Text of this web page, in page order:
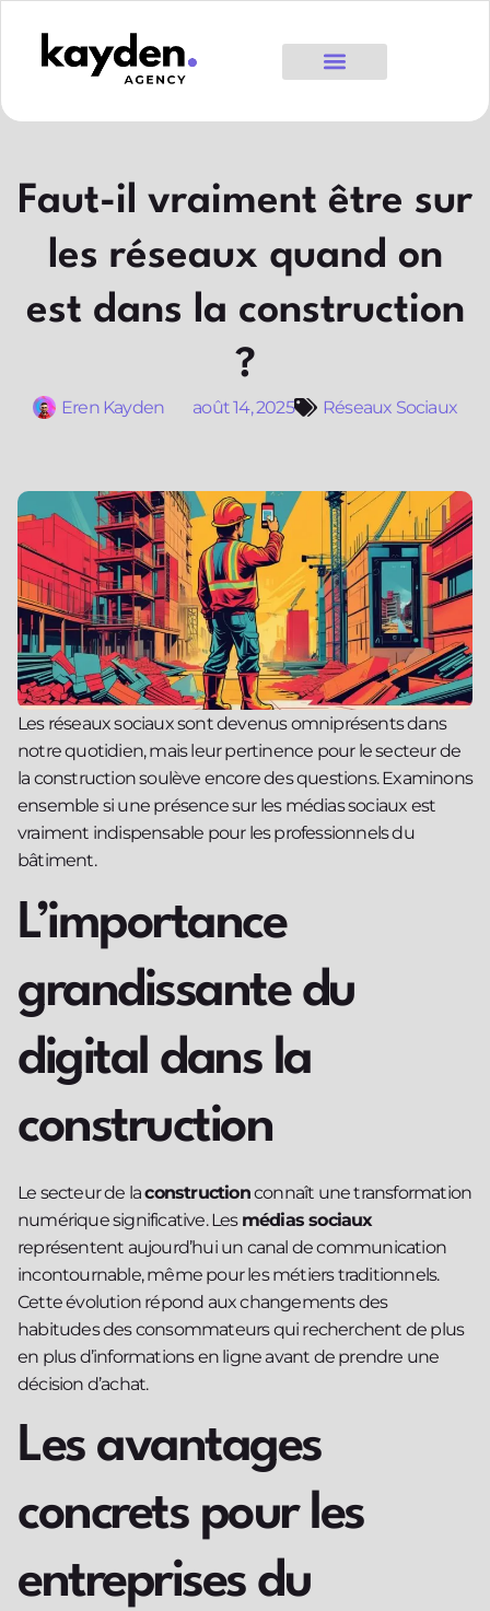
Faut-il vraiment être sur
les réseaux quand on
est dans la construction
?
Eren Kayden août 14, 2025 Réseaux Sociaux
Les réseaux sociaux sont devenus omniprésents dans
notre quotidien, mais leur pertinence pour le secteur de
la construction soulève encore des questions. Examinons
ensemble si une présence sur les médias sociaux est
vraiment indispensable pour les professionnels du
bâtiment.
L’importance
grandissante du
digital dans la
construction
Le secteur de laconstructionconnaît une transformation
numérique significative. Les médias sociaux
représentent aujourd’hui un canal de communication
incontournable, même pour les métiers traditionnels.
Cette évolution répond aux changements des
habitudes des consommateurs qui recherchent de plus
en plus d’informations en ligne avant de prendre une
décision d’achat.
Les avantages
concrets pour les
entreprises du